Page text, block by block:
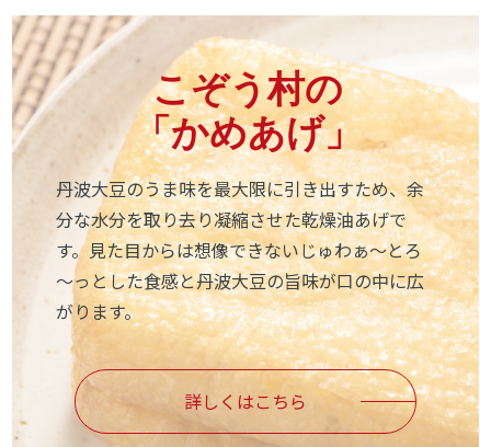
こぞう村の
「かめあげ」
丹波大豆のうま味を最大限に引き出すため、余
分な水分を取り去り凝縮させた乾燥油あげで
す。見た目からは想像できないじゅわぁ～とろ
～っとした食感と丹波大豆の旨味が口の中に広
がります。
詳しくはこちら